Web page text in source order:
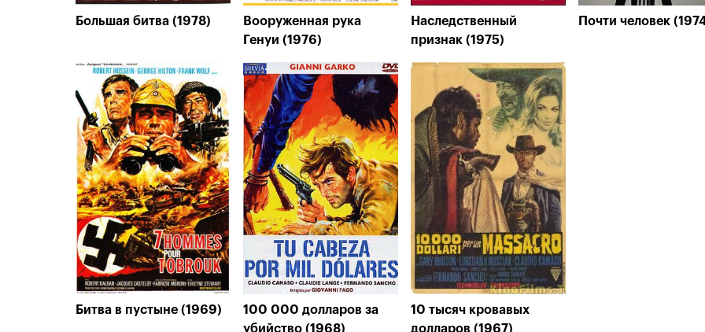
Большая битва (1978)
Вооруженная рука
Генуи (1976)
Наследственный
признак (1975)
Почти человек
Битва в пустыне (1969)
100 000 долларов за
убийство (1968)
10 тысяч кровавых
долларов (1967)